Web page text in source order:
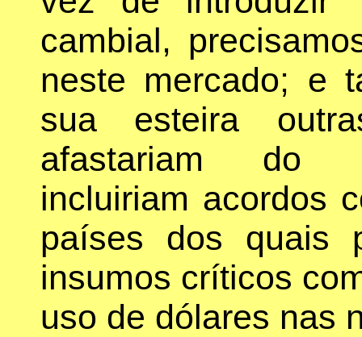
cambial,
neste mercado; e
sua esteira
afastariam do
incluiriam acordos
países dos quais
insumos críticos
uso de dólares nas